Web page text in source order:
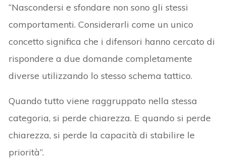
“Nascondersi e sfondare non sono gli stessi
comportamenti. Considerarli come un unico
concetto significa che i difensori hanno cercato di
rispondere a due domande completamente
diverse utilizzando lo stesso schema tattico.
Quando tutto viene raggruppato nella stessa
categoria, si perde chiarezza. E quando si perde
chiarezza, si perde la capacità di stabilire le
priorità”.